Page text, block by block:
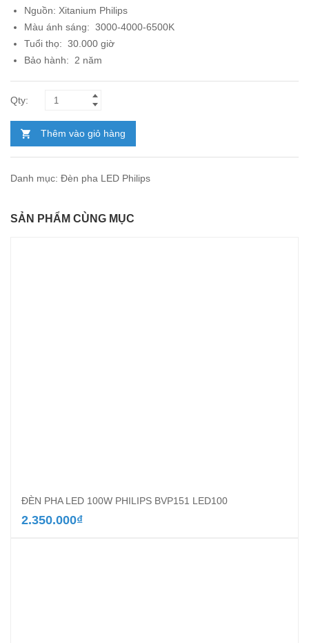
Nguồn: Xitanium Philips
Màu ánh sáng: 3000-4000-6500K
Tuổi thọ: 30.000 giờ
Bảo hành: 2 năm
Thêm vào giỏ hàng
Danh mục: Đèn pha LED Philips
SẢN PHẨM CÙNG MỤC
ĐÈN PHA LED 100W PHILIPS BVP151 LED100
2.350.000₫